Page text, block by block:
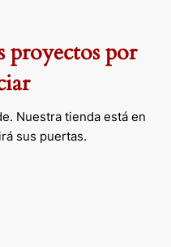
proyectos por
Nuestra tienda está en
sus puertas.